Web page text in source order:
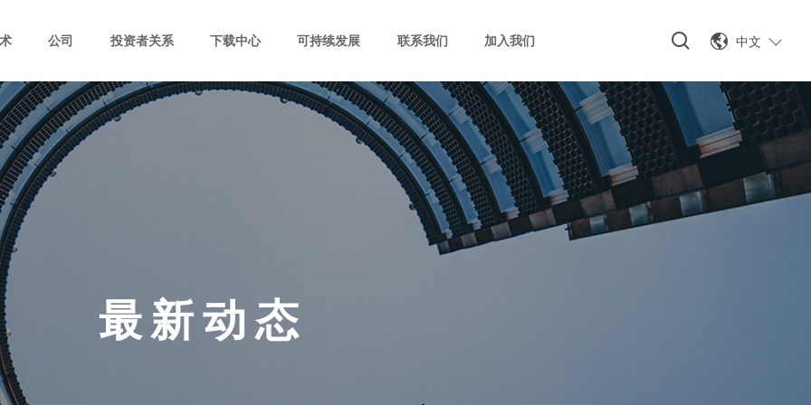
公司 投资者关系 下载中心 可持续发展 联系我们 加入我们 中文
最新动态